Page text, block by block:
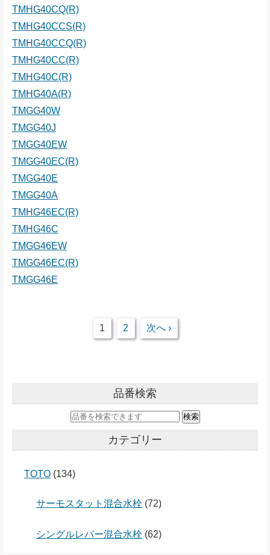
TMHG40CQ(R)
TMHG40CCS(R)
TMHG40CCQ(R)
TMHG40CC(R)
TMHG40C(R)
TMHG40A(R)
TMGG40W
TMGG40J
TMGG40EW
TMGG40EC(R)
TMGG40E
TMGG40A
TMHG46EC(R)
TMHG46C
TMGG46EW
TMGG46EC(R)
TMGG46E
1 2 次へ ›
品番検索
カテゴリー
TOTO (134)
サーモスタット混合水栓 (72)
シングルレバー混合水栓 (62)